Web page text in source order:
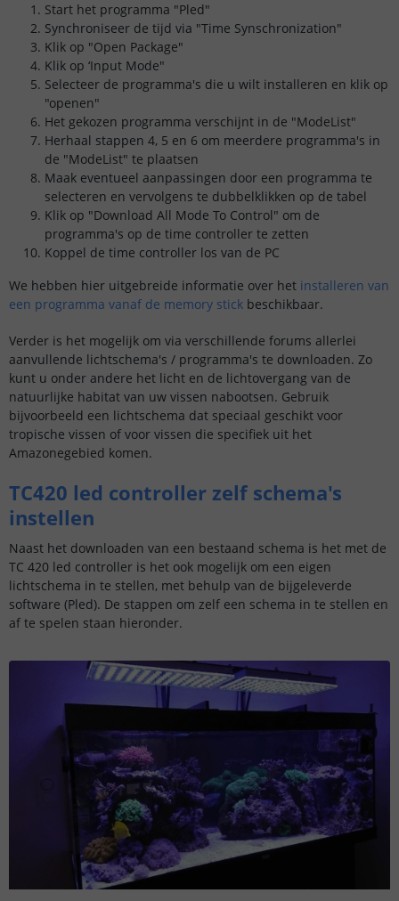
Start het programma "Pled"
Synchroniseer de tijd via "Time Synschronization"
Klik op "Open Package"
Klik op ‘Input Mode"
Selecteer de programma's die u wilt installeren en klik op
"openen"
Het gekozen programma verschijnt in de "ModeList"
Herhaal stappen 4, 5 en 6 om meerdere programma's in
de "ModeList" te plaatsen
Maak eventueel aanpassingen door een programma te
selecteren en vervolgens te dubbelklikken op de tabel
Klik op "Download All Mode To Control" om de
programma's op de time controller te zetten
Koppel de time controller los van de PC
We hebben hier uitgebreide informatie over het installeren van
een programma vanaf de memory stick beschikbaar.
Verder is het mogelijk om via verschillende forums allerlei
aanvullende lichtschema's / programma's te downloaden. Zo
kunt u onder andere het licht en de lichtovergang van de
natuurlijke habitat van uw vissen nabootsen. Gebruik
bijvoorbeeld een lichtschema dat speciaal geschikt voor
tropische vissen of voor vissen die specifiek uit het
Amazonegebied komen.
TC420 led controller zelf schema's
instellen
Naast het downloaden van een bestaand schema is het met de
TC 420 led controller is het ook mogelijk om een eigen
lichtschema in te stellen, met behulp van de bijgeleverde
software (Pled). De stappen om zelf een schema in te stellen en
af te spelen staan hieronder.